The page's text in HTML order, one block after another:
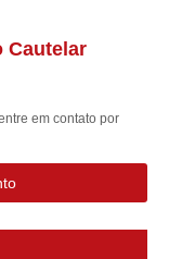
Cautelar
em contato por